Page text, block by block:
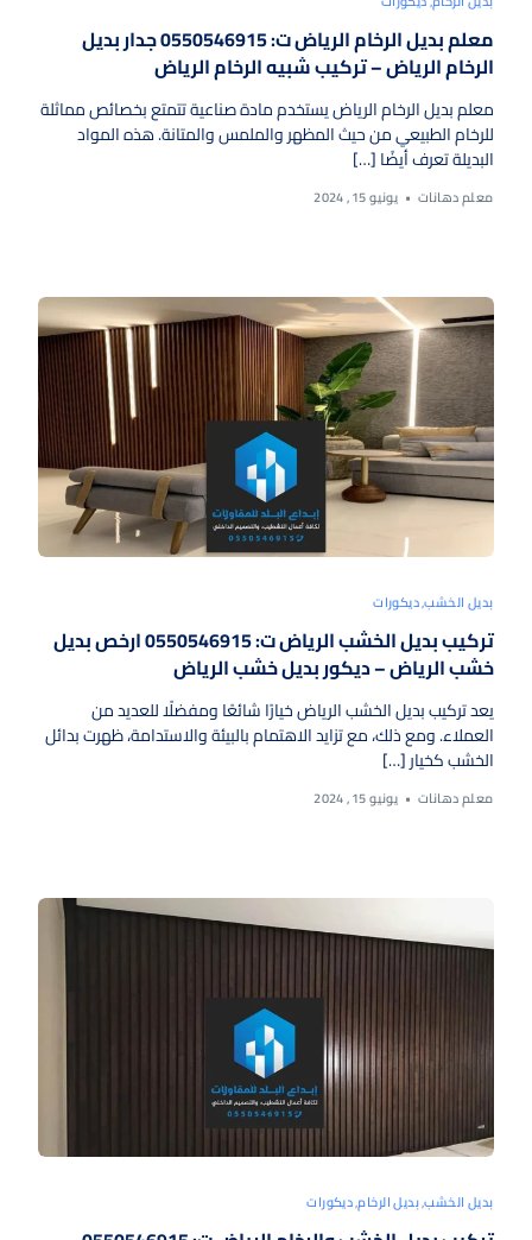
معلم بديل الرخام الرياض ت: 0550546915 جدار بديل
الرخام الرياض – تركيب شبيه الرخام الرياض
معلم بديل الرخام الرياض يستخدم مادة صناعية تتمتع بخصائص مماثلة
للرخام الطبيعي من حيث المظهر والملمس والمتانة. هذه المواد
البديلة تعرف أيضًا […]
معلم دهانات يونيو 15, 2024
بديل الخشب,ديكورات
تركيب بديل الخشب الرياض ت: 0550546915 ارخص بديل
خشب الرياض – ديكور بديل خشب الرياض
يعد تركيب بديل الخشب الرياض خيارًا شائعًا ومفضلًا للعديد من
العملاء. ومع ذلك، مع تزايد الاهتمام بالبيئة والاستدامة، ظهرت بدائل
الخشب كخيار […]
معلم دهانات يونيو 15, 2024
بديل الخشب,بديل الرخام,ديكورات